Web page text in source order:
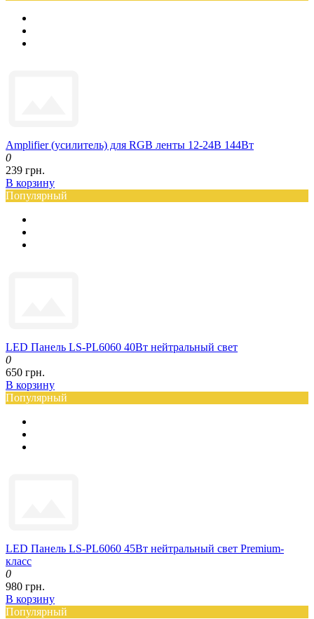
Amplifier (усилитель) для RGB ленты 12-24В 144Вт
0
239 грн.
В корзину
Популярный
LED Панель LS-PL6060 40Вт нейтральный свет
0
650 грн.
В корзину
Популярный
LED Панель LS-PL6060 45Вт нейтральный свет Premium-
класс
0
980 грн.
В корзину
Популярный